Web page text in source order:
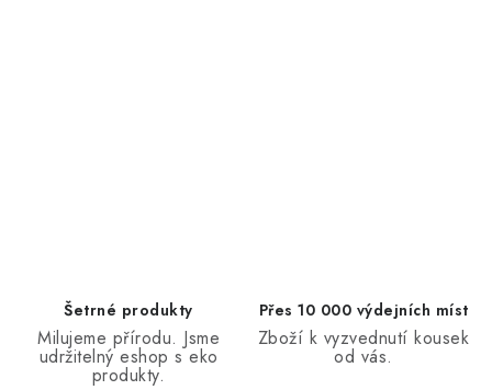
Šetrné produkty
Milujeme přírodu. Jsme
udržitelný eshop s eko
produkty.
Přes 10 000 výdejních míst
Zboží k vyzvednutí kousek
od vás.